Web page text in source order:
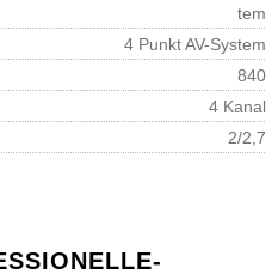
tem
4 Punkt AV-System
840
4 Kanal
2/2,7